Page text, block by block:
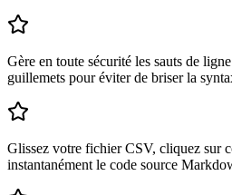
Gère en toute sécurité les sauts de
guillemets pour éviter de briser la
Glissez votre fichier CSV, cliquez sur
instantanément le code source